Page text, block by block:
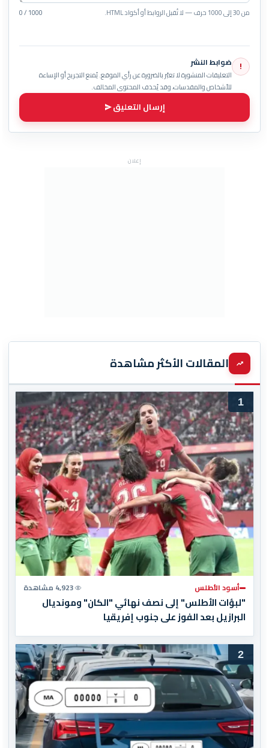
من 30 إلى 1000 حرف — لا تُقبل الروابط أو أكواد HTML. 0 / 1000
! ضوابط النشر
التعليقات المنشورة لا تعبّر بالضرورة عن رأي الموقع. يُمنع التجريح أو الإساءة
للأشخاص والمقدسات، وقد يُحذف المحتوى المخالف.
إرسال التعليق
إعلان
المقالات الأكثر مشاهدة
1
أسود الأطلس 4,923 مشاهدة
"لبؤات الأطلس" إلى نصف نهائي "الكان" ومونديال
البرازيل بعد الفوز على جنوب إفريقيا
2